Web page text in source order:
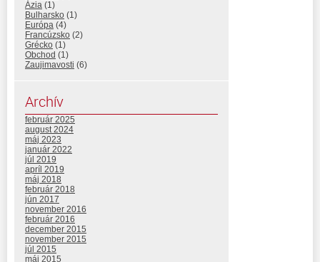
Ázia (1)
Bulharsko (1)
Európa (4)
Francúzsko (2)
Grécko (1)
Obchod (1)
Zaujimavosti (6)
Archív
február 2025
august 2024
máj 2023
január 2022
júl 2019
apríl 2019
máj 2018
február 2018
jún 2017
november 2016
február 2016
december 2015
november 2015
júl 2015
máj 2015